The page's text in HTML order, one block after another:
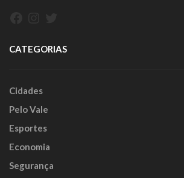
CATEGORIAS
Cidades
Pelo Vale
Esportes
Economia
Segurança